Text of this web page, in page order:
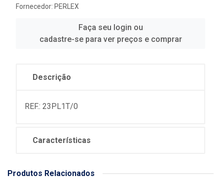
Fornecedor: PERLEX
Faça seu login ou
cadastre-se para ver preços e comprar
Descrição
REF.: 23PL1T/0
Características
Produtos Relacionados